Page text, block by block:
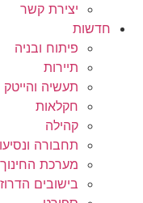
יצירת קשר
חדשות
פיתוח ובניה
תיירות
תעשיה והייטק
חקלאות
קהילה
תחבורה
מערכת החינוך
בישובים